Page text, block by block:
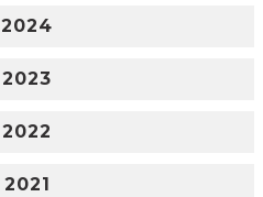
2024
2023
2022
2021